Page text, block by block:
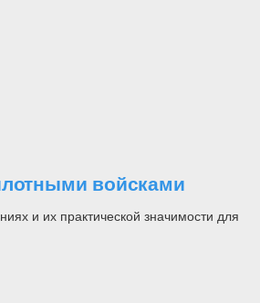
войсками
и их практической значимости для